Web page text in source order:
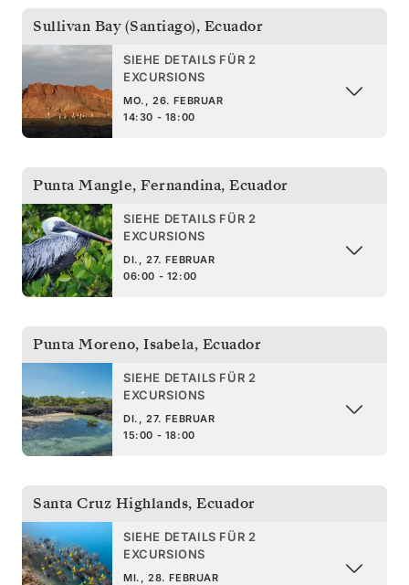
Sullivan Bay (Santiago), Ecuador
SIEHE DETAILS FÜR 2
EXCURSIONS
MO., 26. FEBRUAR
14:30 - 18:00
Punta Mangle, Fernandina, Ecuador
SIEHE DETAILS FÜR 2
EXCURSIONS
DI., 27. FEBRUAR
06:00 - 12:00
Punta Moreno, Isabela, Ecuador
SIEHE DETAILS FÜR 2
EXCURSIONS
DI., 27. FEBRUAR
15:00 - 18:00
Santa Cruz Highlands, Ecuador
SIEHE DETAILS FÜR 2
EXCURSIONS
MI., 28. FEBRUAR